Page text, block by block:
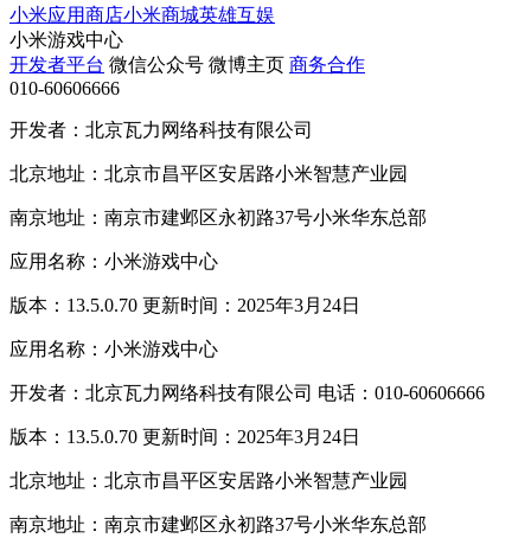
小米应用商店小米商城英雄互娱
小米游戏中心
开发者平台 微信公众号 微博主页 商务合作
010-60606666
开发者：北京瓦力网络科技有限公司
北京地址：北京市昌平区安居路小米智慧产业园
南京地址：南京市建邺区永初路37号小米华东总部
应用名称：小米游戏中心
版本：13.5.0.70 更新时间：2025年3月24日
应用名称：小米游戏中心
开发者：北京瓦力网络科技有限公司 电话：010-60606666
版本：13.5.0.70 更新时间：2025年3月24日
北京地址：北京市昌平区安居路小米智慧产业园
南京地址：南京市建邺区永初路37号小米华东总部